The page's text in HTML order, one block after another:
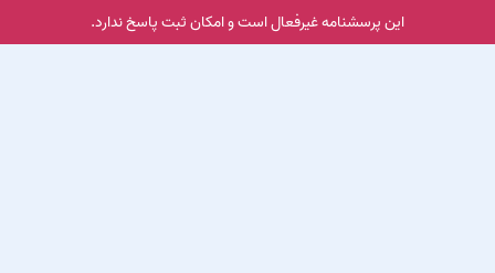
این پرسشنامه غیر‌فعال است و امکان ثبت پاسخ ندارد.